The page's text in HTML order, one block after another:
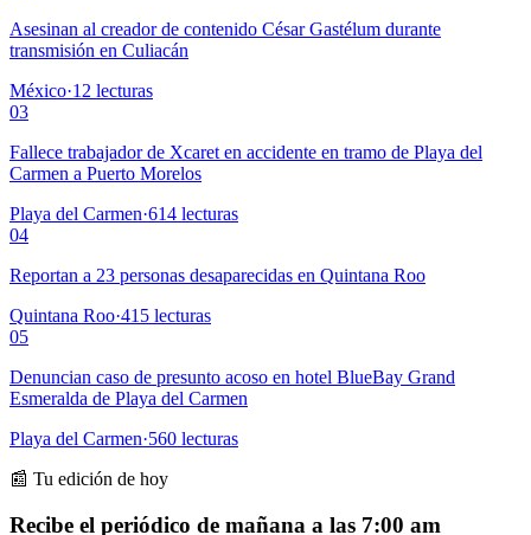
Asesinan al creador de contenido César Gastélum durante
transmisión en Culiacán
México·12 lecturas
03
Fallece trabajador de Xcaret en accidente en tramo de Playa del
Carmen a Puerto Morelos
Playa del Carmen·614 lecturas
04
Reportan a 23 personas desaparecidas en Quintana Roo
Quintana Roo·415 lecturas
05
Denuncian caso de presunto acoso en hotel BlueBay Grand
Esmeralda de Playa del Carmen
Playa del Carmen·560 lecturas
📰 Tu edición de hoy
Recibe el periódico de mañana a las 7:00 am